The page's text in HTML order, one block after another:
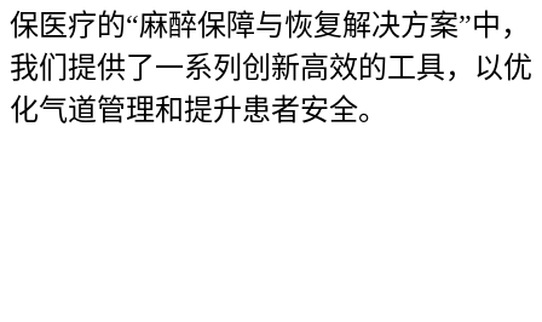
保医疗的“麻醉保障与恢复解决方案”中，
我们提供了一系列创新高效的工具，以优
化气道管理和提升患者安全。